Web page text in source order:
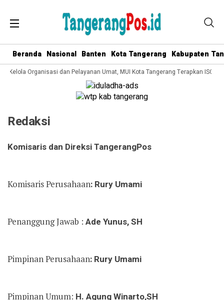
Beranda Nasional Banten Kota Tangerang Kabupaten
Kelola Organisasi dan Pelayanan Umat, MUI Kota Tangerang Terapkan ISO
Redaksi
Komisaris dan Direksi TangerangPos
Komisaris Perusahaan: Rury Umami
Penanggung Jawab : Ade Yunus, SH
Pimpinan Perusahaan: Rury Umami
Pimpinan Umum: H. Agung Winarto,SH